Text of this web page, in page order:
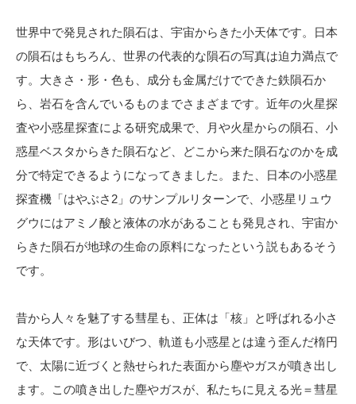
世界中で発見された隕石は、宇宙からきた小天体です。日本
の隕石はもちろん、世界の代表的な隕石の写真は迫力満点で
す。大きさ・形・色も、成分も金属だけでできた鉄隕石か
ら、岩石を含んでいるものまでさまざまです。近年の火星探
査や小惑星探査による研究成果で、月や火星からの隕石、小
惑星ベスタからきた隕石など、どこから来た隕石なのかを成
分で特定できるようになってきました。また、日本の小惑星
探査機「はやぶさ2」のサンプルリターンで、小惑星リュウ
グウにはアミノ酸と液体の水があることも発見され、宇宙か
らきた隕石が地球の生命の原料になったという説もあるそう
です。
昔から人々を魅了する彗星も、正体は「核」と呼ばれる小さ
な天体です。形はいびつ、軌道も小惑星とは違う歪んだ楕円
で、太陽に近づくと熱せられた表面から塵やガスが噴き出し
ます。この噴き出した塵やガスが、私たちに見える光＝彗星